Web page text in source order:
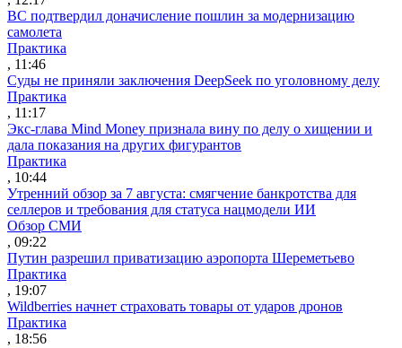
ВС подтвердил доначисление пошлин за модернизацию
самолета
Практика
, 11:46
Суды не приняли заключения DeepSeek по уголовному делу
Практика
, 11:17
Экс-глава Mind Money признала вину по делу о хищении и
дала показания на других фигурантов
Практика
, 10:44
Утренний обзор за 7 августа: смягчение банкротства для
селлеров и требования для статуса нацмодели ИИ
Обзор СМИ
, 09:22
Путин разрешил приватизацию аэропорта Шереметьево
Практика
, 19:07
Wildberries начнет страховать товары от ударов дронов
Практика
, 18:56